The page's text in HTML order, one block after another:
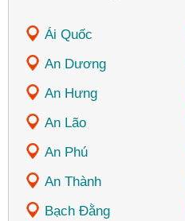
Ái Quốc
An Dương
An Hưng
An Lão
An Phú
An Thành
Bạch Đằng